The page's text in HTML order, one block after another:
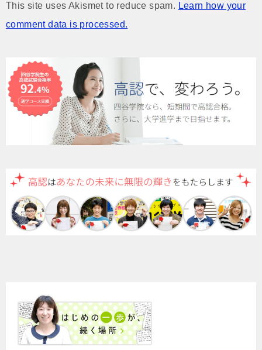
This site uses Akismet to reduce spam. Learn how your
comment data is processed.